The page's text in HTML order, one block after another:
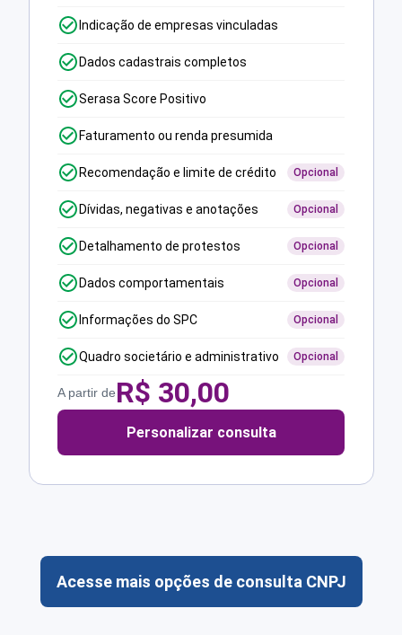
Indicação de empresas vinculadas
Dados cadastrais completos
Serasa Score Positivo
Faturamento ou renda presumida
Recomendação e limite de crédito Opcional
Dívidas, negativas e anotações Opcional
Detalhamento de protestos Opcional
Dados comportamentais Opcional
Informações do SPC Opcional
Quadro societário e administrativo Opcional
A partir deR$ 30,00
Personalizar consulta
Acesse mais opções de consulta CNPJ